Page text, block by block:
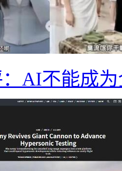
AI不能成